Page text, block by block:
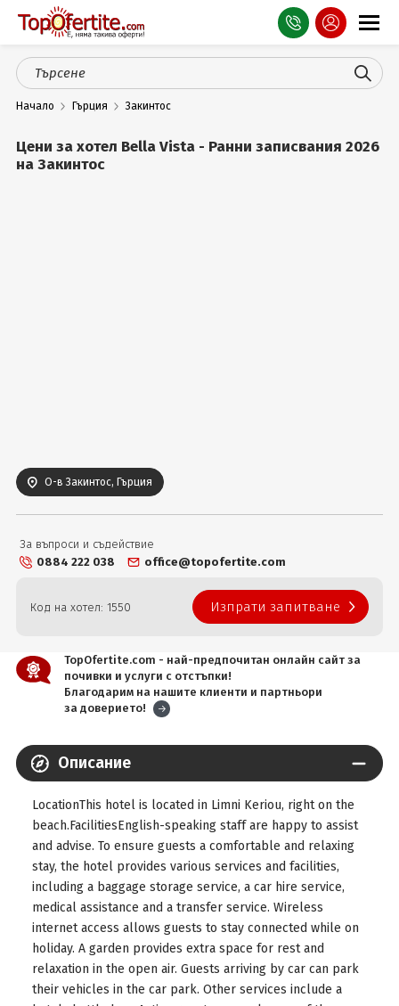
Оферти
СПА
Планина
Начало Гърция Закинтос
Цени за хотел Bella Vista - Ранни записвания 2026
на Закинтос
О-в Закинтос, Гърция
За въпроси и съдействие
0884 222 038
office@topofertite.com
Код на хотел: 1550 Изпрати запитване
TopOfertite.com - най-предпочитан онлайн сайт за
почивки и услуги с отстъпки!
Благодарим на нашите клиенти и партньори
за доверието!
Описание
LocationThis hotel is located in Limni Keriou, right on the
beach.FacilitiesEnglish-speaking staff are happy to assist
and advise. To ensure guests a comfortable and relaxing
stay, the hotel provides various services and facilities,
including a baggage storage service, a car hire service,
medical assistance and a transfer service. Wireless
internet access allows guests to stay connected while on
holiday. A garden provides extra space for rest and
relaxation in the open air. Guests arriving by car can park
their vehicles in the car park. Other services include a